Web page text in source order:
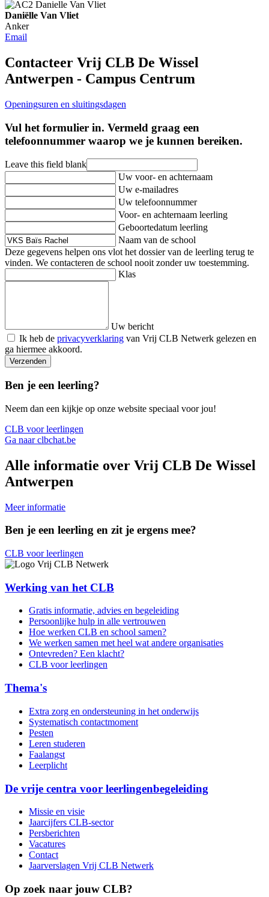
Daniëlle Van Vliet
Anker
Email
Contacteer Vrij CLB De Wissel
Antwerpen - Campus Centrum
Openingsuren en sluitingsdagen
Vul het formulier in. Vermeld graag een
telefoonnummer waarop we je kunnen bereiken.
Leave this field blank
Uw voor- en achternaam
Uw e-mailadres
Uw telefoonnummer
Voor- en achternaam leerling
Geboortedatum leerling
Naam van de school
Deze gegevens helpen ons vlot het dossier van de leerling terug te
vinden. We contacteren de school nooit zonder uw toestemming.
Klas
Uw bericht
Ik heb de privacyverklaring van Vrij CLB Netwerk gelezen en
ga hiermee akkoord.
Verzenden
Ben je een leerling?
Neem dan een kijkje op onze website speciaal voor jou!
CLB voor leerlingen
Ga naar clbchat.be
Alle informatie over Vrij CLB De Wissel
Antwerpen
Meer informatie
Ben je een leerling en zit je ergens mee?
CLB voor leerlingen
Werking van het CLB
Gratis informatie, advies en begeleiding
Persoonlijke hulp in alle vertrouwen
Hoe werken CLB en school samen?
We werken samen met heel wat andere organisaties
Ontevreden? Een klacht?
CLB voor leerlingen
Thema's
Extra zorg en ondersteuning in het onderwijs
Systematisch contactmoment
Pesten
Leren studeren
Faalangst
Leerplicht
De vrije centra voor leerlingenbegeleiding
Missie en visie
Jaarcijfers CLB-sector
Persberichten
Vacatures
Contact
Jaarverslagen Vrij CLB Netwerk
Op zoek naar jouw CLB?